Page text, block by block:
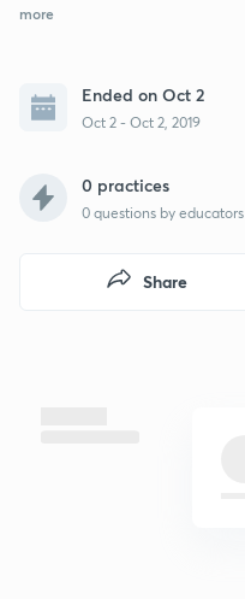
more
Ended on Oct 2
Oct 2 - Oct 2, 2019
0 practices
0 questions by educators
Share